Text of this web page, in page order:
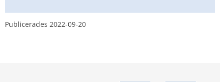
Publicerades 2022-09-20